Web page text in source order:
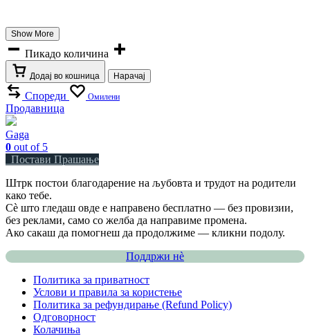
Show More
Пикадо количина
Додај во кошница Нарачај
Спореди Омилени
Продавница
Gaga
0 out of 5
Постави Прашање
Штрк постои благодарение на љубовта и трудот на родители
како тебе.
Сè што гледаш овде е направено бесплатно — без провизии,
без реклами, само со желба да направиме промена.
Ако сакаш да помогнеш да продолжиме — кликни подолу.
Поддржи нѐ
Политика за приватност
Услови и правила за користење
Политика за рефундирање (Refund Policy)
Одговорност
Колачиња